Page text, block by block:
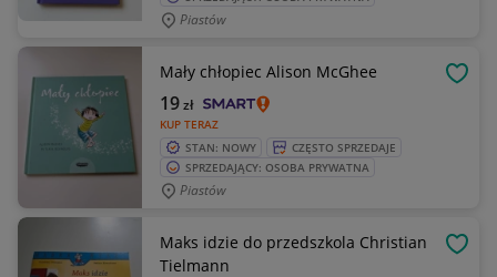
Piastów
Mały chłopiec Alison McGhee
KUP TERAZ
19zł
STAN: NOWY
CZĘSTO SPRZEDAJE
SPRZEDAJĄCY: OSOBA PRYWATNA
Piastów
Maks idzie do przedszkola Christian
Tielmann